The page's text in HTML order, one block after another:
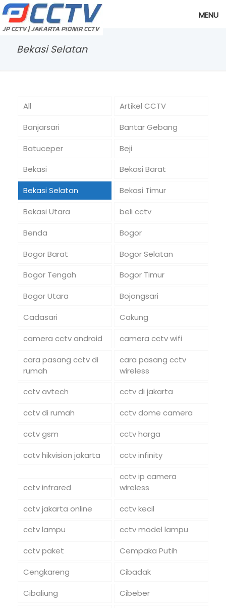
MENU
Bekasi Selatan
All
Artikel CCTV
Banjarsari
Bantar Gebang
Batuceper
Beji
Bekasi
Bekasi Barat
Bekasi Selatan
Bekasi Timur
Bekasi Utara
beli cctv
Benda
Bogor
Bogor Barat
Bogor Selatan
Bogor Tengah
Bogor Timur
Bogor Utara
Bojongsari
Cadasari
Cakung
camera cctv android
camera cctv wifi
cara pasang cctv di
rumah
cara pasang cctv
wireless
cctv avtech
cctv di jakarta
cctv di rumah
cctv dome camera
cctv gsm
cctv harga
cctv hikvision jakarta
cctv infinity
cctv infrared
cctv ip camera
wireless
cctv jakarta online
cctv kecil
cctv lampu
cctv model lampu
cctv paket
Cempaka Putih
Cengkareng
Cibadak
Cibaliung
Cibeber